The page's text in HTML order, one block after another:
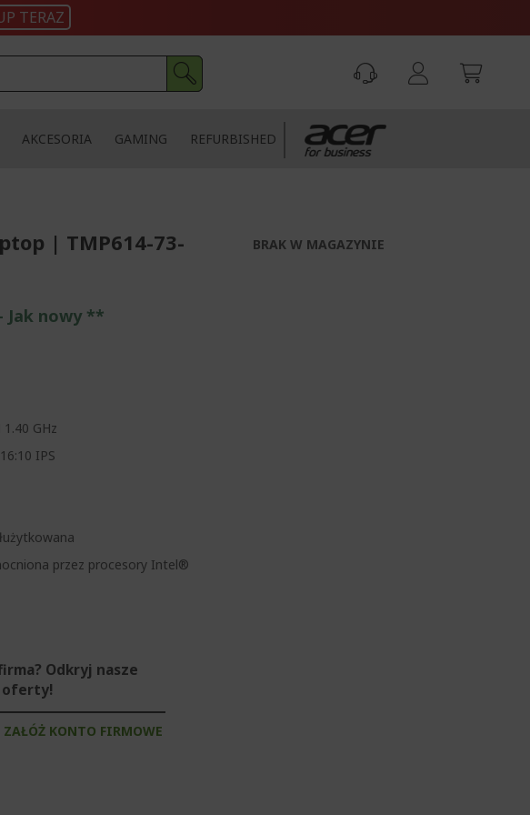
TERAZ
AKCESORIA GAMING REFURBISHED
| TMP614-73-
Jak nowy **
GHz
IPS
przez procesory Intel®
Odkryj nasze
oferty!
ZAŁÓŻ KONTO FIRMOWE
BRAK W MAGAZYNIE